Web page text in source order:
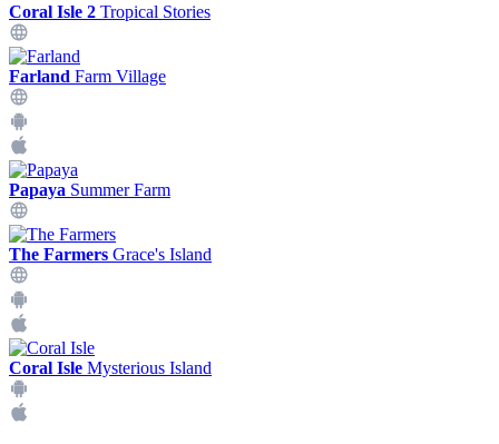
Coral Isle 2 Tropical Stories
Farland Farm Village
Papaya Summer Farm
The Farmers Grace's Island
Coral Isle Mysterious Island